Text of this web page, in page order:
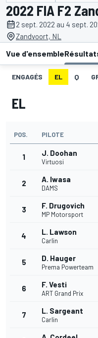
2022 FIA F2
2 sept. 2022 au 4 sept.
Zandvoort, NL
Vue d'ensemble
ENGAGÉS EL Q
EL
POS. PILOTE
1 J. Doohan
Virtuosi
2 A. Iwasa
DAMS
3 F. Drugovich
MP Motorsport
4 L. Lawson
Carlin
5 D. Hauger
Prema Powerteam
6 F. Vesti
ART Grand Prix
7 L. Sargeant
Carlin